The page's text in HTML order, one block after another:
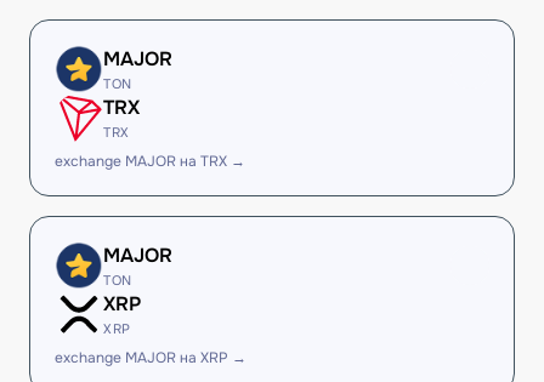
MAJOR
TON
TRX
TRX
exchange MAJOR на TRX →
MAJOR
TON
XRP
XRP
exchange MAJOR на XRP →